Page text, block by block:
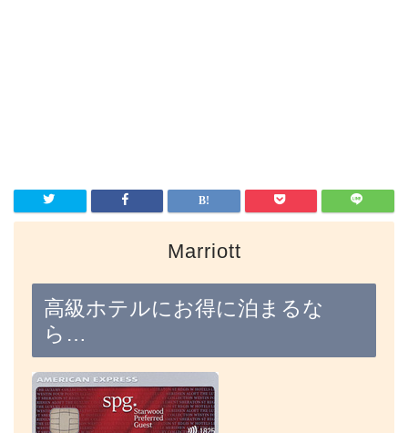
Marriott
高級ホテルにお得に泊まるな
ら…